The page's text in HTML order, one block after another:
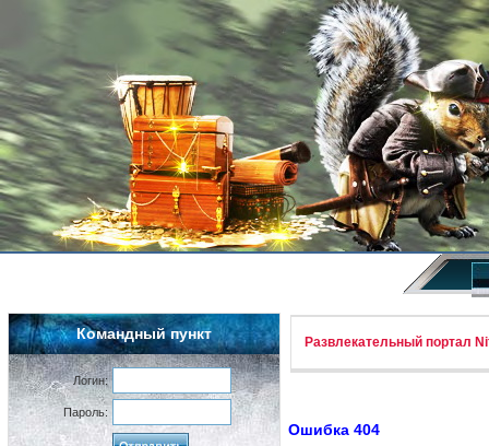
Командный пункт
Логин:
Пароль:
Развлекательный портал
Ошибка 404